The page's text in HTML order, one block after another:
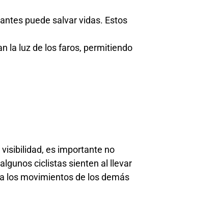
puede salvar vidas. Estos
la luz de los faros, permitiendo
es importante no
ciclistas sienten al llevar
los movimientos de los demás